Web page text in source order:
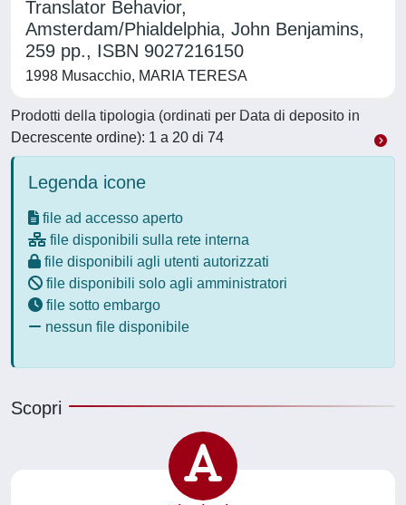
Translator Behavior,
Amsterdam/Phialdelphia, John Benjamins,
259 pp., ISBN 9027216150
1998 Musacchio, MARIA TERESA
Prodotti della tipologia (ordinati per Data di deposito in
Decrescente ordine): 1 a 20 di 74
Legenda icone
file ad accesso aperto
file disponibili sulla rete interna
file disponibili agli utenti autorizzati
file disponibili solo agli amministratori
file sotto embargo
nessun file disponibile
Scopri